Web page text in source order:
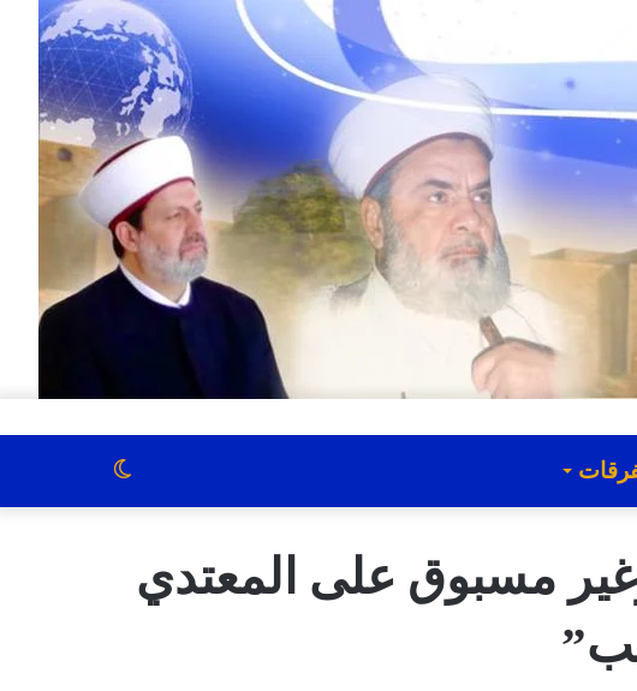
الوضع
مسبوق على المعتدي